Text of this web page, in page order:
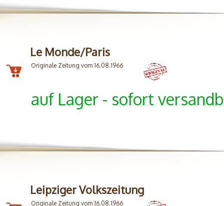
Le Monde/Paris
Originale Zeitung vom 16.08.1966
auf Lager - sofort
Leipziger Volkszeitung
Originale Zeitung vom 16.08.1966